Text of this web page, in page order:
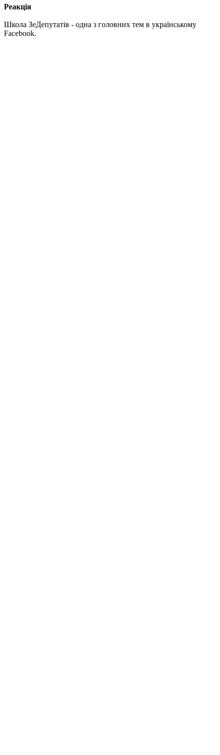
Реакція
Школа ЗеДепутатів - одна з головних тем в українському
Facebook.